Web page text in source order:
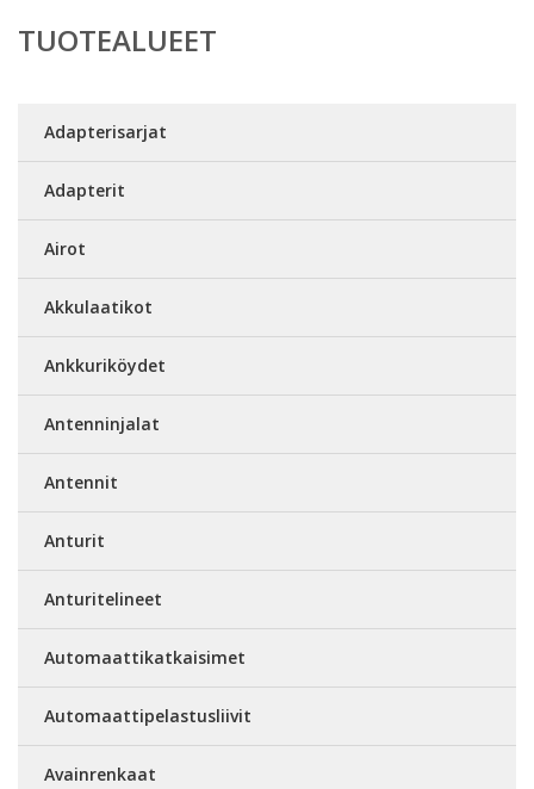
TUOTEALUEET
Adapterisarjat
Adapterit
Airot
Akkulaatikot
Ankkuriköydet
Antenninjalat
Antennit
Anturit
Anturitelineet
Automaattikatkaisimet
Automaattipelastusliivit
Avainrenkaat